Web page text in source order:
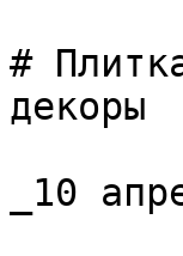
#
декоры
_10